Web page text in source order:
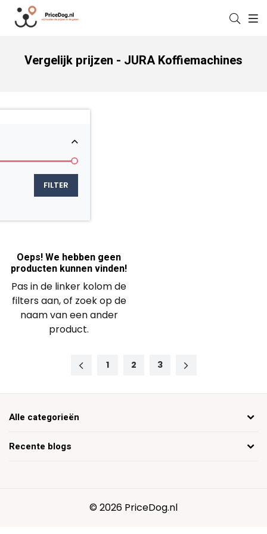
Vergelijk prijzen - JURA Koffiemachines
Oeps! We hebben geen
producten kunnen vinden!
Pas in de linker kolom de
filters aan, of zoek op de
naam van een ander
product.
1 2 3
Recente blogs
Alle categorieën
© 2026 PriceDog.nl